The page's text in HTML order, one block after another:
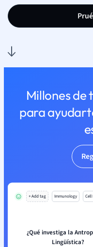
Millones
para
+ Add tag Immunology Cell
¿Qué investiga la
Lingüística?